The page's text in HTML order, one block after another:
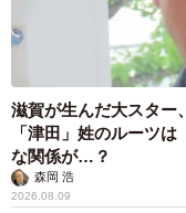
滋賀が生んだ大スタ
「津田」姓のルーツ
な関係が…？
森岡 浩
2026.08.09